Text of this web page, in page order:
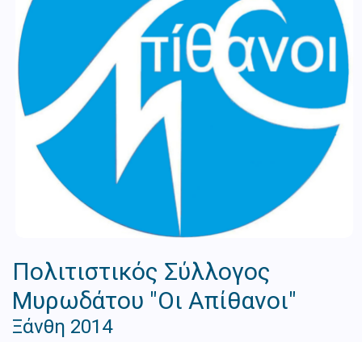
Πολιτιστικός Σύλλογος
Μυρωδάτου "Οι Απίθανοι"
Ξάνθη 2014